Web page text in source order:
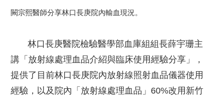
闕宗熙醫師分享林口長庚院內輸血現況。
林口長庚醫院檢驗醫學部血庫組組長薛宇珊主
講「放射線處理血品介紹與臨床使用經驗分享」，
提供了目前林口長庚院內放射線照射血品儀器使用
經驗，以及院內「放射線處理血品」60%改用新竹